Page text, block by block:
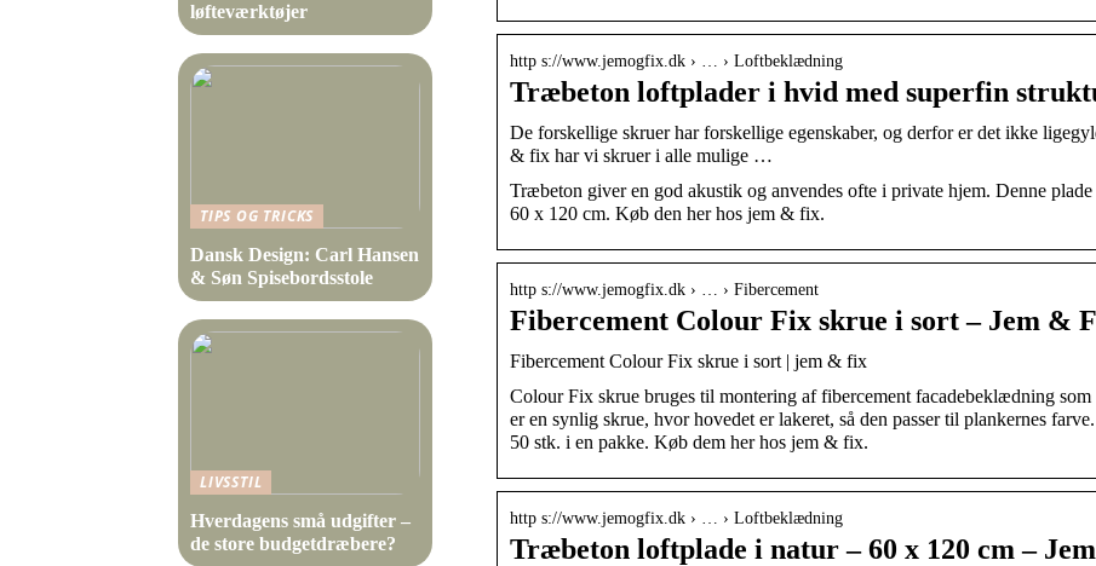
http s://www.jemogfix.dk › … › Loftbeklædning
Træbeton loftplader i hvid med superfin
De forskellige skruer har forskellige egenskaber, og derfor er det ikke
& fix har vi skruer i alle mulige …
Træbeton giver en god akustik og anvendes ofte i private hjem. Denne
60 x 120 cm. Køb den her hos jem & fix.
http s://www.jemogfix.dk › … › Fibercement
Fibercement Colour Fix skrue i sort – Jem &
Fibercement Colour Fix skrue i sort | jem & fix
Colour Fix skrue bruges til montering af fibercement facadebeklædning
er en synlig skrue, hvor hovedet er lakeret, så den passer til plankernes
50 stk. i en pakke. Køb dem her hos jem & fix.
http s://www.jemogfix.dk › … › Loftbeklædning
Træbeton loftplade i natur – 60 x 120 cm –
løfteværktøjer
TIPS OG TRICKS
Dansk Design: Carl Hansen
& Søn Spisebordsstole
LIVSSTIL
Hverdagens små udgifter –
de store budgetdræbere?